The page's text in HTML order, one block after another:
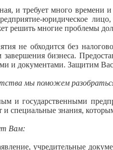
и требует много времени
юридическое
решить многие проблемы
не обходится без
завершения бизнеса.
и документами. Защитим
мы поможем
и государственными
специальные знания,
Вам:
учредительные